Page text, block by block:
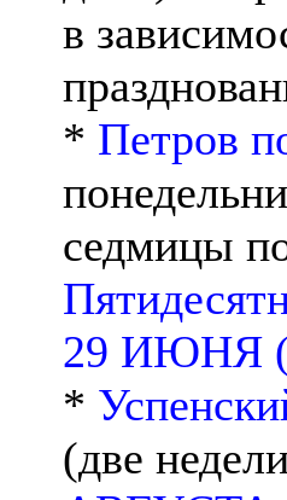
в
* Петров
седмицы
29 ИЮНЯ
*
(две